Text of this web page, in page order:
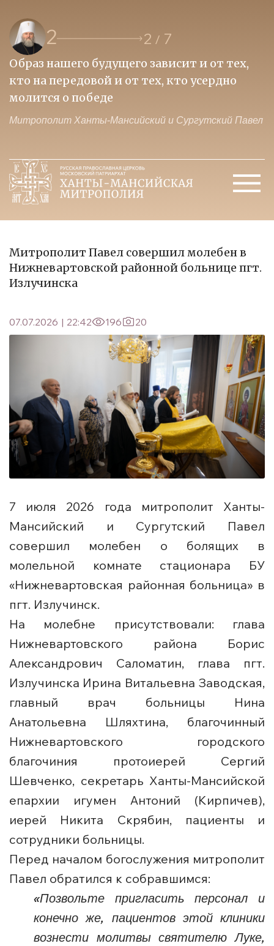
2 2 / 7
Образ нашего будущего зависит и от тех,
кто на передовой и от тех, кто усердно
молится о победе
Митрополит Ханты-Мансийский и Сургутский Павел
Митрополит Павел совершил молебен в
Нижневартовской районной больнице пгт.
Излучинска
07.07.2026 | 22:42 196 20
7 июля 2026 года митрополит Ханты-
Мансийский и Сургутский Павел
совершил молебен о болящих в
молельной комнате стационара БУ
«Нижневартовская районная больница» в
пгт. Излучинск.
На молебне присутствовали: глава
Нижневартовского района Борис
Александрович Саломатин, глава пгт.
Излучинска Ирина Витальевна Заводская,
главный врач больницы Нина
Анатольевна Шляхтина, благочинный
Нижневартовского городского
благочиния протоиерей Сергий
Шевченко, секретарь Ханты-Мансийской
епархии игумен Антоний (Кирпичев),
иерей Никита Скрябин, пациенты и
сотрудники больницы.
Перед началом богослужения митрополит
Павел обратился к собравшимся:
«Позвольте пригласить персонал и
конечно же, пациентов этой клиники
вознести молитвы святителю Луке,